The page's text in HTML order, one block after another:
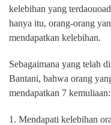
kelebihan yang
hanya itu, orang-orang
mendapatkan kelebihan.
Sebagaimana yang telah
Bantani, bahwa orang
mendapatkan 7 kemuliaan:
1. Mendapati kelebihan